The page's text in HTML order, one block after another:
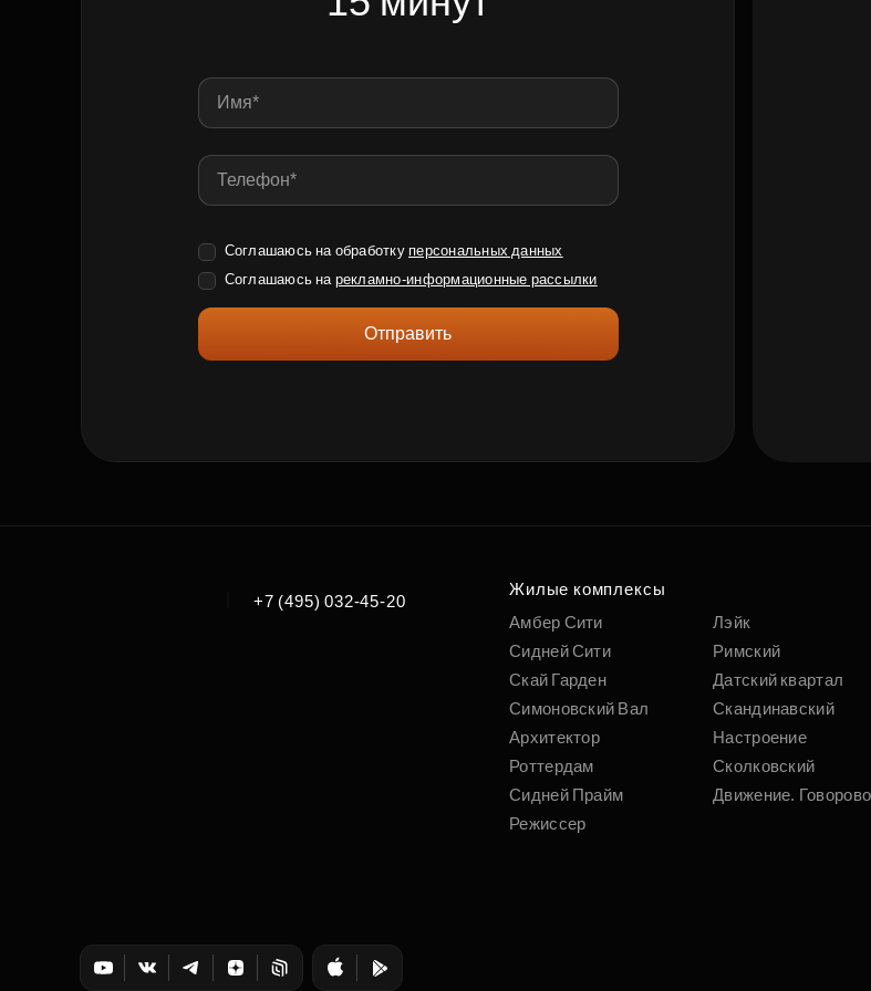
Соглашаюсь на обработку персональных данных
Соглашаюсь на рекламно-информационные рассылки
Отправить
+7 (495) 032-45-20
Жилые комплексы
Амбер Сити
Сидней Сити
Скай Гарден
Симоновский Вал
Архитектор
Роттердам
Сидней Прайм
Режиссер
Лэйк
Римский
Датский квартал
Скандинавский
Настроение
Сколковский
Движение. Говорово